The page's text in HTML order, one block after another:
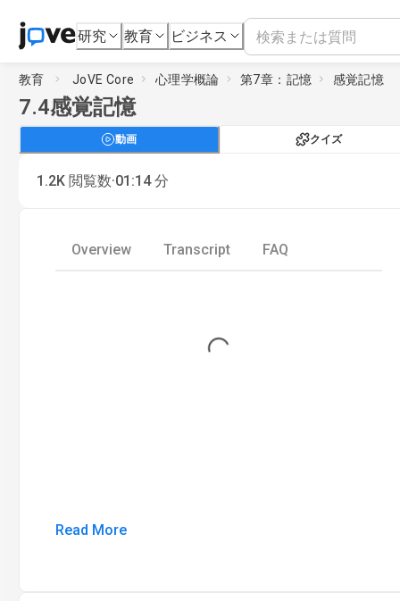
研究 教育 ビジネス
教育 JoVE Core 心理学概論 第7章：記憶 感覚記憶
7.4感覚記憶
動画 クイズ
1.2K 閲覧数·01:14 分
Overview Transcript FAQ
Loading...
Read More